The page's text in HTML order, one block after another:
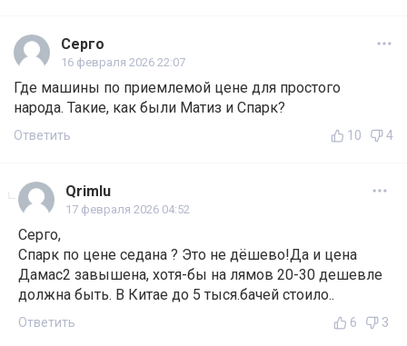
Серго
16 февраля 2026 22:07
Где машины по приемлемой цене для простого
народа. Такие, как были Матиз и Спарк?
Ответить 10 4
Qrimlu
17 февраля 2026 04:52
Серго,
Спарк по цене седана ? Это не дёшево!Да и цена
Дамас2 завышена, хотя-бы на лямов 20-30 дешевле
должна быть. В Китае до 5 тыся.бачей стоило..
Ответить 6 3